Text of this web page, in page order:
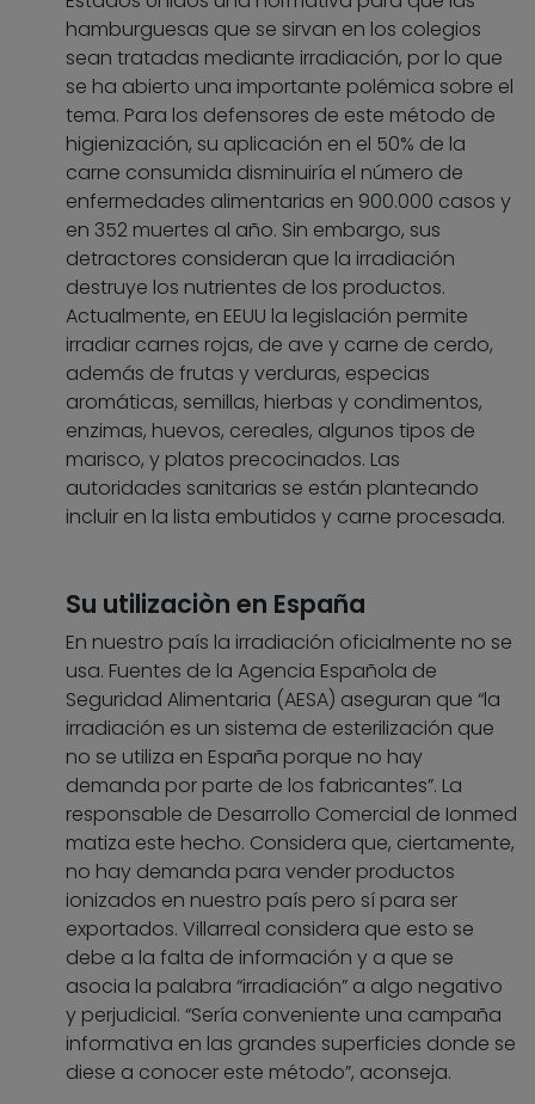
hamburguesas que se sirvan en los colegios
sean tratadas mediante irradiación, por lo que
se ha abierto una importante polémica sobre el
tema. Para los defensores de este método de
higienización, su aplicación en el 50% de la
carne consumida disminuiría el número de
enfermedades alimentarias en 900.000 casos y
en 352 muertes al año. Sin embargo, sus
detractores consideran que la irradiación
destruye los nutrientes de los productos.
Actualmente, en EEUU la legislación permite
irradiar carnes rojas, de ave y carne de cerdo,
además de frutas y verduras, especias
aromáticas, semillas, hierbas y condimentos,
enzimas, huevos, cereales, algunos tipos de
marisco, y platos precocinados. Las
autoridades sanitarias se están planteando
incluir en la lista embutidos y carne procesada.
Su utilizaciòn en España
En nuestro país la irradiación oficialmente no se
usa. Fuentes de la Agencia Española de
Seguridad Alimentaria (AESA) aseguran que “la
irradiación es un sistema de esterilización que
no se utiliza en España porque no hay
demanda por parte de los fabricantes”. La
responsable de Desarrollo Comercial de Ionmed
matiza este hecho. Considera que, ciertamente,
no hay demanda para vender productos
ionizados en nuestro país pero sí para ser
exportados. Villarreal considera que esto se
debe a la falta de información y a que se
asocia la palabra “irradiación” a algo negativo
y perjudicial. “Sería conveniente una campaña
informativa en las grandes superficies donde se
diese a conocer este método”, aconseja.